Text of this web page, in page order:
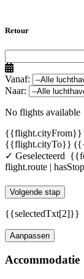
Retour
Vanaf:
Naar:
No flights available
{{flight.cityTo}}
✓ Geselecteerd
flight.route |
Volgende stap
{{selectedTxt[2]}}
Aanpassen
Accommodatie